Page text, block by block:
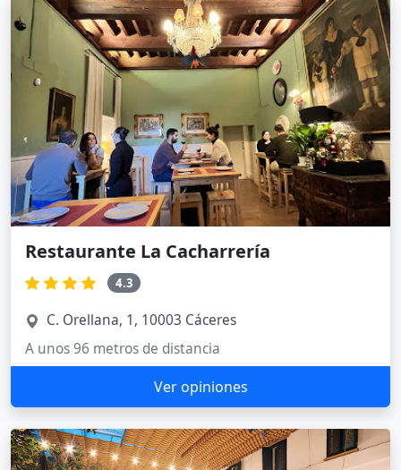
Restaurante La Cacharrería
4.3
C. Orellana, 1, 10003 Cáceres
A unos 96 metros de distancia
Ver opiniones